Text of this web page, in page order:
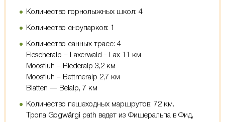
Количество горнолыжных школ: 4
Количество сноупарков: 1
Количество санных трасс: 4
Fiescheralp – Laxerwald - Lax 11 км
Moosfluh – Riederalp 3,2 км
Moosfluh – Bettmeralp 2,7 км
Blatten — Belalp, 7 км
Количество пешеходных маршрутов: 72 км.
Тропа Gogwärgi path ведет из Фишеральпа в Фид,